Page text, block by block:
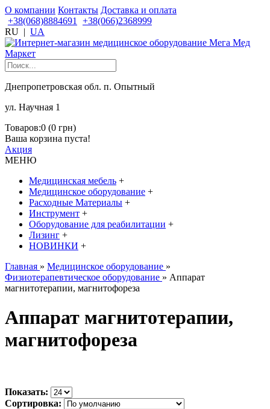
О компании Контакты Доставка и оплата
+38(068)8884691
+38(066)2368999
RU | UA
Днепропетровская обл. п. Опытный
ул. Научная 1
Товаров:0 (0 грн)
Ваша корзина пуста!
Акция
МЕНЮ
Медицинская мебель +
Медицинское оборудование +
Расходные Материалы +
Инструмент +
Оборудование для реабилитации +
Лизинг +
НОВИНКИ +
Главная » Медицинское оборудование »
Физиотерапевтическое оборудование » Аппарат
магнитотерапии, магнитофореза
Аппарат магнитотерапии,
магнитофореза
Показать:
Сортировка: